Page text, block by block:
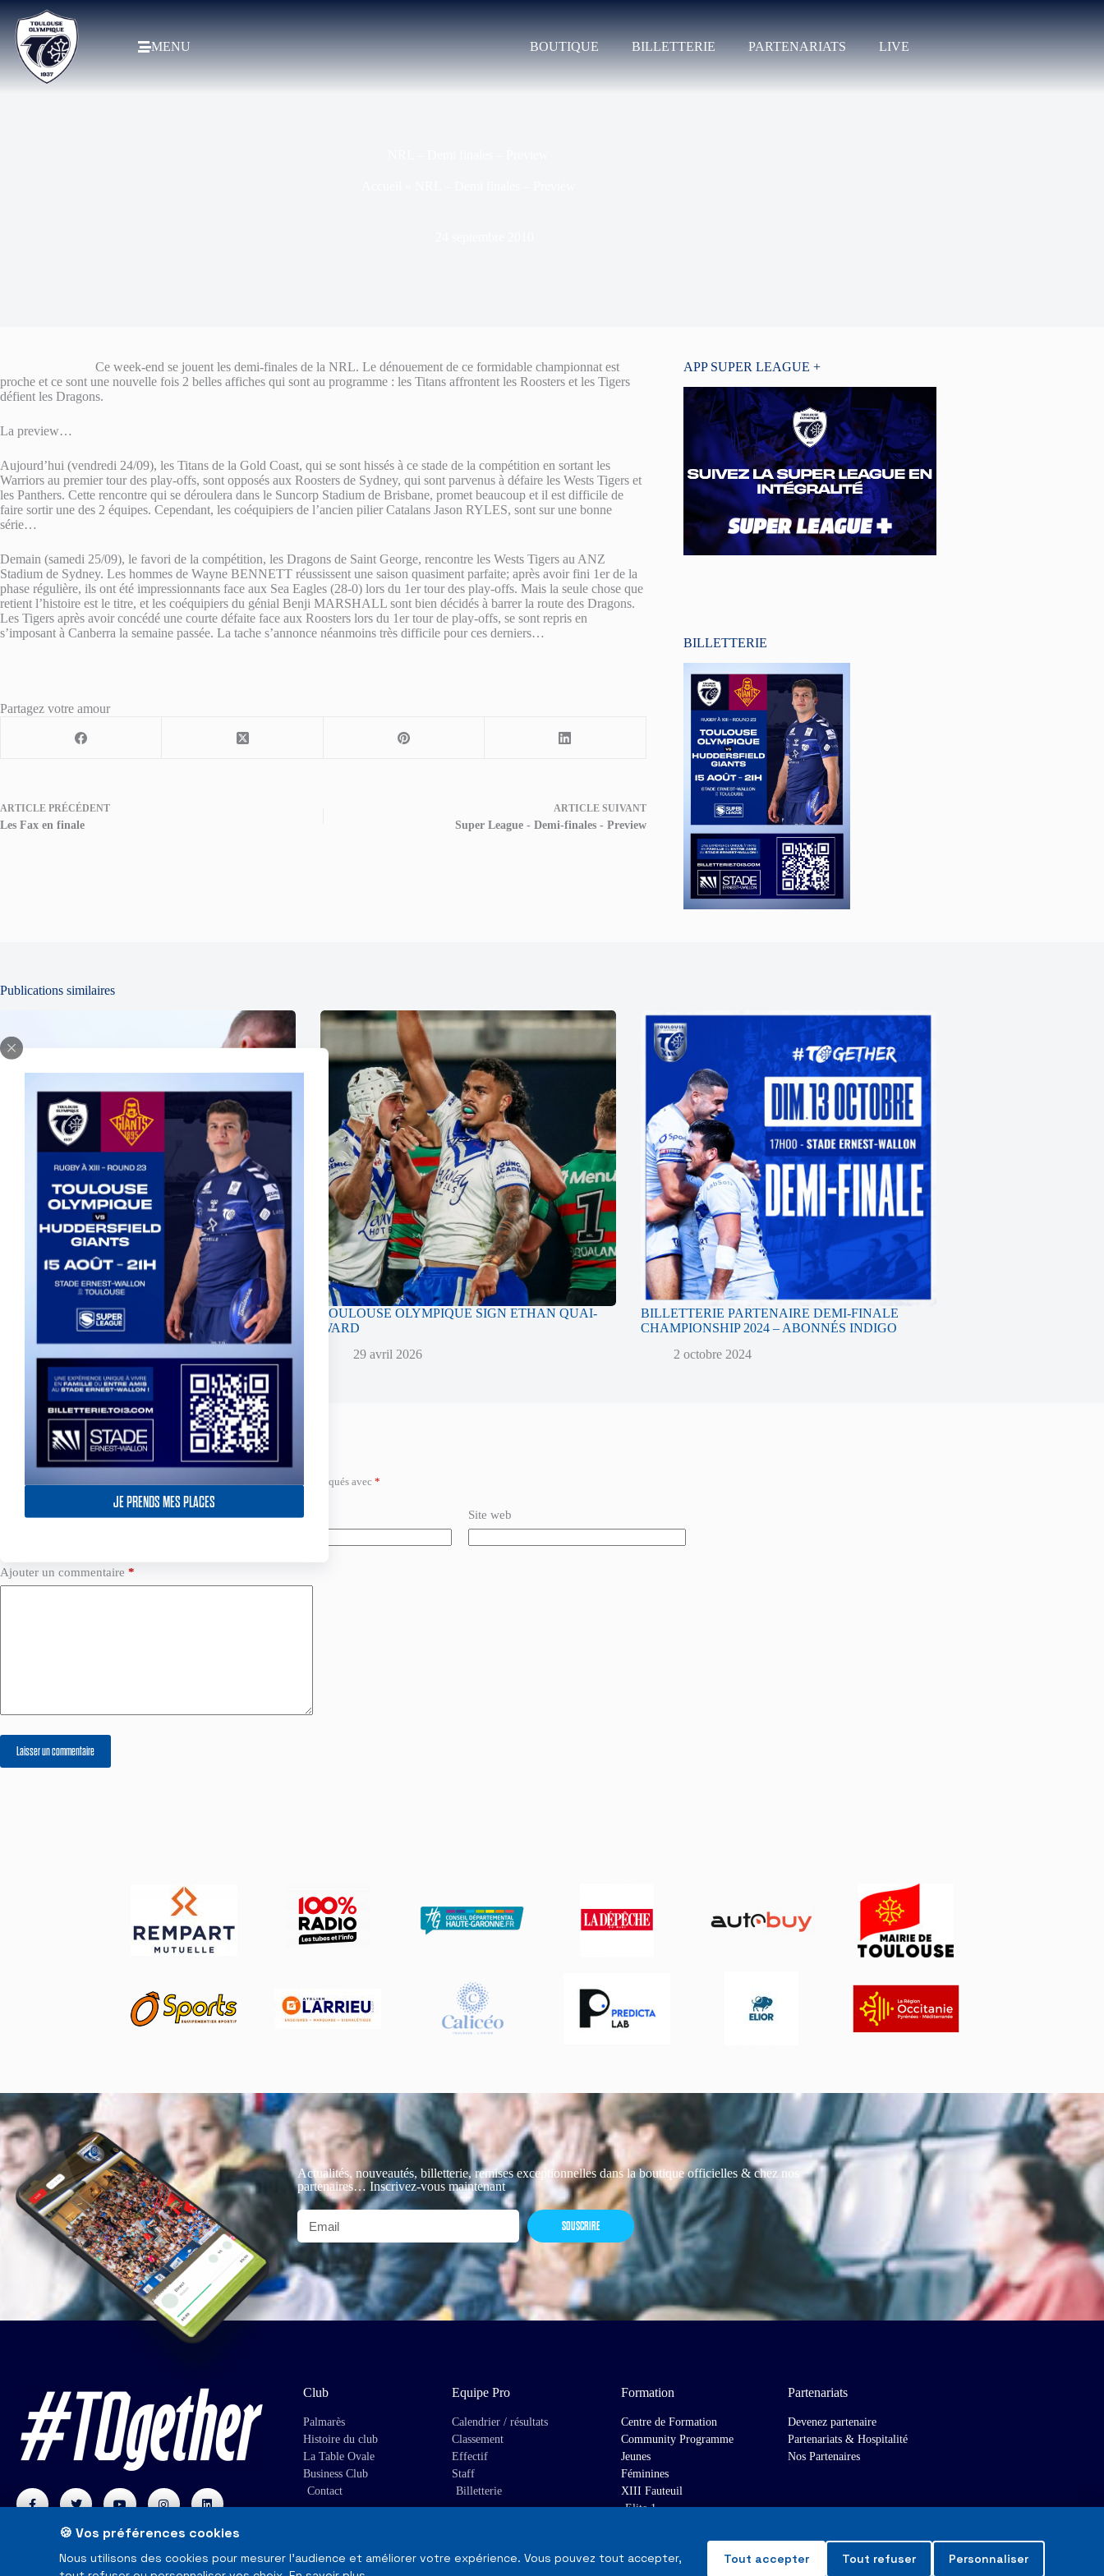
JE PRENDS MES PLACES
MENU BOUTIQUE BILLETTERIE PARTENARIATS LIVE
Ce week-end se jouent les demi-finales de la NRL. Le dénouement de ce formidable championnat est
proche et ce sont une nouvelle fois 2 belles affiches qui sont au programme : les Titans affrontent les Roosters et les Tigers
défient les Dragons.
La preview…
Aujourd’hui (vendredi 24/09), les Titans de la Gold Coast, qui se sont hissés à ce stade de la compétition en sortant les
Warriors au premier tour des play-offs, sont opposés aux Roosters de Sydney, qui sont parvenus à défaire les Wests Tigers et
les Panthers. Cette rencontre qui se déroulera dans le Suncorp Stadium de Brisbane, promet beaucoup et il est difficile de
faire sortir une des 2 équipes. Cependant, les coéquipiers de l’ancien pilier Catalans Jason RYLES, sont sur une bonne
série…
Demain (samedi 25/09), le favori de la compétition, les Dragons de Saint George, rencontre les Wests Tigers au ANZ
Stadium de Sydney. Les hommes de Wayne BENNETT réussissent une saison quasiment parfaite; après avoir fini 1er de la
phase régulière, ils ont été impressionnants face aux Sea Eagles (28-0) lors du 1er tour des play-offs. Mais la seule chose que
retient l’histoire est le titre, et les coéquipiers du génial Benji MARSHALL sont bien décidés à barrer la route des Dragons.
Les Tigers après avoir concédé une courte défaite face aux Roosters lors du 1er tour de play-offs, se sont repris en
s’imposant à Canberra la semaine passée. La tache s’annonce néanmoins très difficile pour ces derniers…
Partagez votre amour
ARTICLE PRÉCÉDENT
Les Fax en finale
ARTICLESUIVANT
Super League - Demi-finales - Preview
APP SUPER LEAGUE +
BILLETTERIE
Publications similaires
UK – MATHIEU JUSSAUME SIGNS A THREE-
YEAR CONTRACT EXTENSION
16 juin 2026
TOULOUSE OLYMPIQUE SIGN ETHAN QUAI-
WARD
29 avril 2026
BILLETTERIE PARTENAIRE DEMI-FINALE
CHAMPIONSHIP 2024 – ABONNÉS INDIGO
2 octobre 2024
Laisser un commentaire
Votre adresse e-mail ne sera pas publiée. Les champs obligatoires sont indiqués avec *
Nom* E-mail* Site web
Ajouter un commentaire *
Laisser un commentaire
Actualités, nouveautés, billetterie, remises exceptionnelles dans la boutique officielles & chez nos
partenaires… Inscrivez-vous maintenant
SOUSCRIRE
Club
Palmarès
Histoire du club
La Table Ovale
Business Club
Contact
Equipe Pro
Calendrier / résultats
Classement
Effectif
Staff
Billetterie
Formation
Centre de Formation
Community Programme
Jeunes
Féminines
XIII Fauteuil
Elite 1
Partenariats
Devenez partenaire
Partenariats & Hospitalité
Nos Partenaires
🍪 Vos préférences cookies
Nous utilisons des cookies pour mesurer l'audience et améliorer votre expérience. Vous pouvez tout accepter,
Tout accepter Tout refuser Personnaliser